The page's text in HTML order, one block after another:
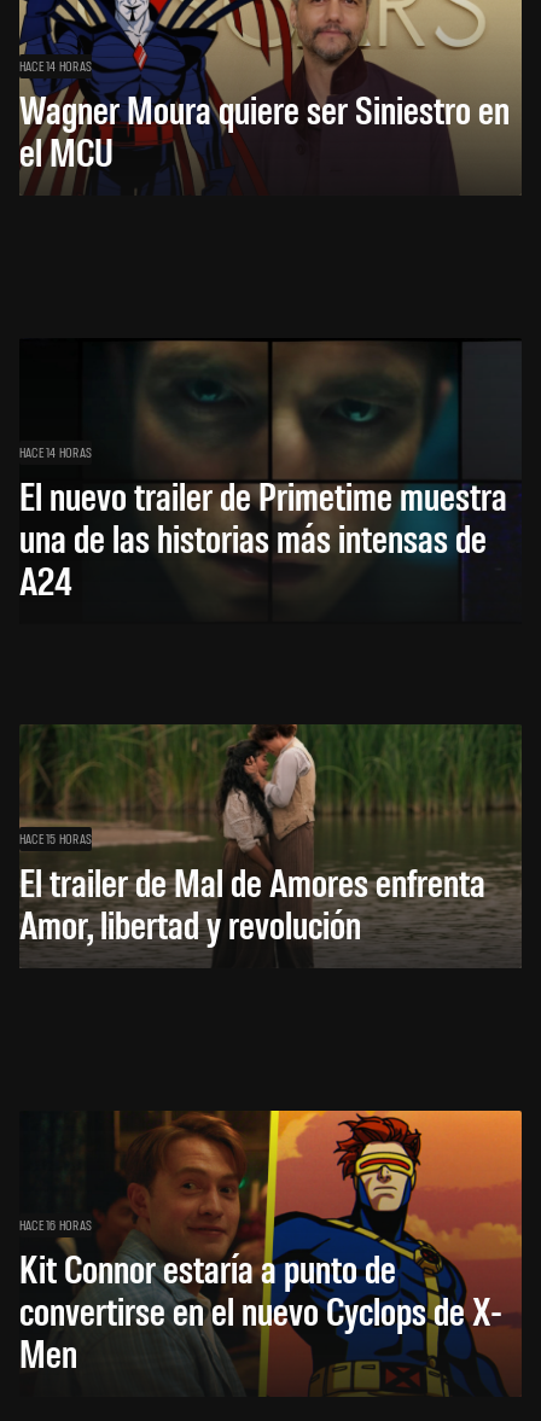
HACE 14 HORAS
Wagner Moura quiere ser Siniestro en
el MCU
HACE 14 HORAS
El nuevo trailer de Primetime muestra
una de las historias más intensas de
A24
HACE 15 HORAS
El trailer de Mal de Amores enfrenta
Amor, libertad y revolución
HACE 16 HORAS
Kit Connor estaría a punto de
convertirse en el nuevo Cyclops de X-
Men